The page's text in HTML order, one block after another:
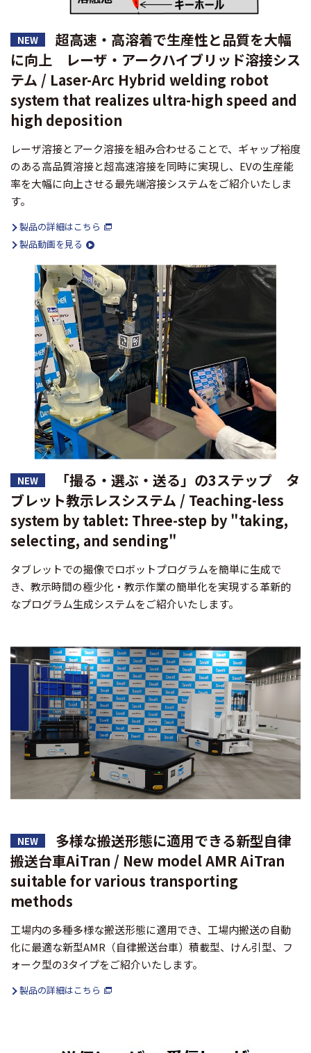
NEW
超高速・高溶着で生産性と品質を大幅
に向上 レーザ・アークハイブリッド溶接シス
テム / Laser-Arc Hybrid welding robot
system that realizes ultra-high speed and
high deposition
レーザ溶接とアーク溶接を組み合わせることで、ギャップ裕度
のある高品質溶接と超高速溶接を同時に実現し、EVの生産能
率を大幅に向上させる最先端溶接システムをご紹介いたしま
す。
製品の詳細はこちら
製品動画を見る
NEW
「撮る・選ぶ・送る」の3ステップ タ
ブレット教示レスシステム / Teaching-less
system by tablet: Three-step by "taking,
selecting, and sending"
タブレットでの撮像でロボットプログラムを簡単に生成で
き、教示時間の極少化・教示作業の簡単化を実現する革新的
なプログラム生成システムをご紹介いたします。
NEW
多様な搬送形態に適用できる新型自律
搬送台車AiTran / New model AMR AiTran
suitable for various transporting
methods
工場内の多種多様な搬送形態に適用でき、工場内搬送の自動
化に最適な新型AMR（自律搬送台車）積載型、けん引型、フ
ォーク型の3タイプをご紹介いたします。
製品の詳細はこちら